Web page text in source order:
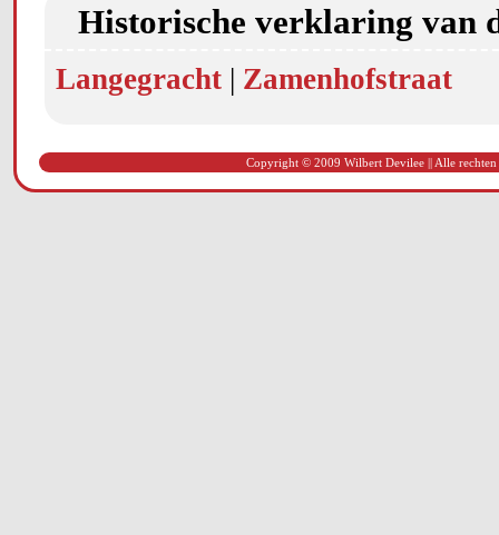
Historische verklaring van
Langegracht | Zamenhofstraat
Copyright © 2009 Wilbert Devilee || Alle